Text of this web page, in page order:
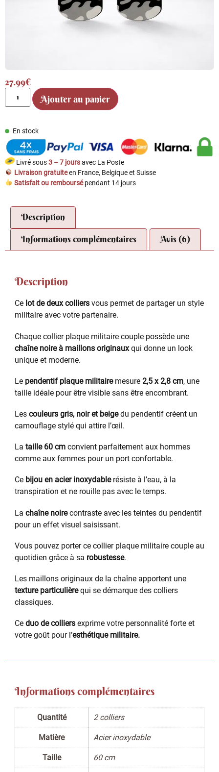
27.99€
Ajouter au panier
En stock
Livré sous3 – 7 joursavec La Poste
Livraison gratuiteen France, Belgique et Suisse
Satisfait ou remboursépendant 14 jours
Description
Informations complémentaires Avis (6)
Description
Ce lot de deux colliers vous permet de partager un style
militaire avec votre partenaire.
Chaque collier plaque militaire couple possède une
chaîne noire à maillons originauxqui donne un look
unique et moderne.
Le pendentif plaque militairemesure 2,5 x 2,8 cm, une
taille idéale pour être visible sans être encombrant.
Les couleurs gris, noir et beigedu pendentif créent un
camouflage stylé qui attire l’œil.
La taille 60 cm convient parfaitement aux hommes
comme aux femmes pour un port confortable.
Ce bijou en acier inoxydablerésiste à l’eau, à la
transpiration et ne rouille pas avec le temps.
La chaîne noirecontraste avec les teintes du pendentif
pour un effet visuel saisissant.
Vous pouvez porter ce collier plaque militaire couple au
quotidien grâce à sa robustesse.
Les maillons originaux de la chaîne apportent une
texture particulièrequi se démarque des colliers
classiques.
Ce duo de colliers exprime votre personnalité forte et
votre goût pour l’esthétique militaire.
Informations complémentaires
Quantité 2 colliers
Matière Acier inoxydable
Taille 60 cm